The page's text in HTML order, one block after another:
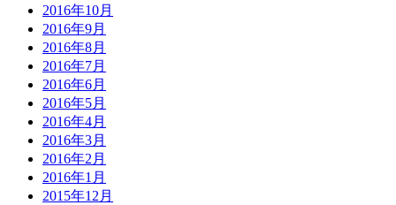
2016年10月
2016年9月
2016年8月
2016年7月
2016年6月
2016年5月
2016年4月
2016年3月
2016年2月
2016年1月
2015年12月